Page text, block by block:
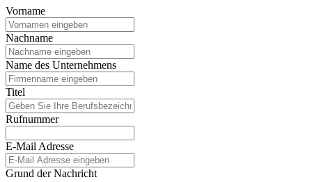
Vorname
Nachname
Name des Unternehmens
Titel
Rufnummer
E-Mail Adresse
Grund der Nachricht